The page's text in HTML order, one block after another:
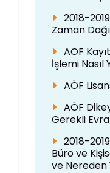
2018-
Zaman
AÖF
İşlemi Nasıl
AÖF
AÖF
Gerekli
2018-
Büro ve
ve Nereden